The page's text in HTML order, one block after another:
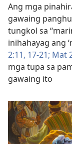
Ang mga
gawaing
tungkol sa
inihahayag ang
2:11, 17-21; Mat
mga tupa sa
gawaing ito